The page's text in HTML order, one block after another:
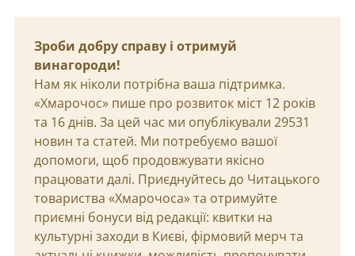
Зроби добру справу і отримуй
винагороди!
Нам як ніколи потрібна ваша підтримка.
«Хмарочос» пише про розвиток міст 12 років
та 16 днів. За цей час ми опублікували 29531
новин та статей. Ми потребуємо вашої
допомоги, щоб продовжувати якісно
працювати далі. Приєднуйтесь до Читацького
товариства «Хмарочоса» та отримуйте
приємні бонуси від редакції: квитки на
культурні заходи в Києві, фірмовий мерч та